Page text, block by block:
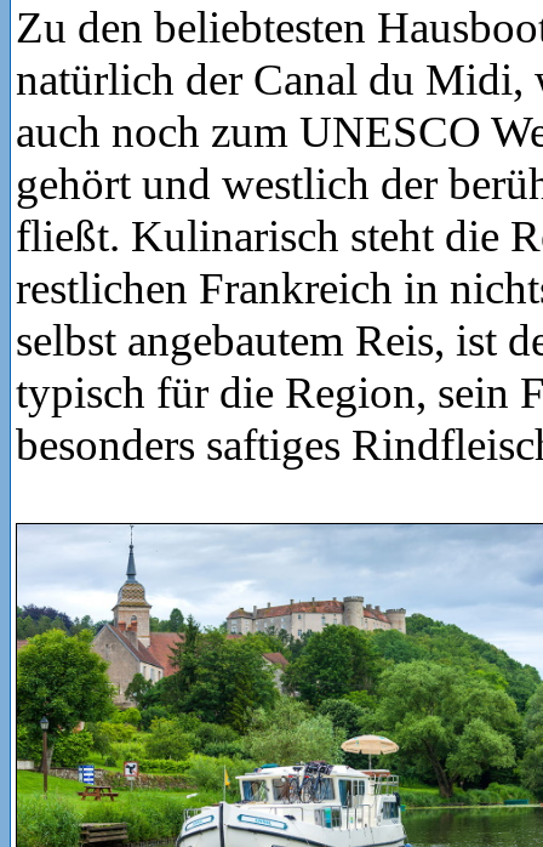
Zu den beliebtesten
natürlich der Canal du Midi,
auch noch zum UNESCO
gehört und westlich der
fließt. Kulinarisch steht die
restlichen Frankreich in
selbst angebautem Reis, ist
typisch für die Region, sein
besonders saftiges